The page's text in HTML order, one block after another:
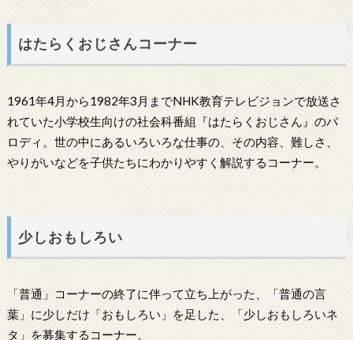
はたらくおじさんコーナー
1961年4月から1982年3月までNHK教育テレビジョンで放送さ
れていた小学校生向けの社会科番組『はたらくおじさん』のパ
ロディ。世の中にあるいろいろな仕事の、その内容、難しさ、
やりがいなどを子供たちにわかりやすく解説するコーナー。
少しおもしろい
「普通」コーナーの終了に伴って立ち上がった、「普通の言
葉」に少しだけ「おもしろい」を足した、「少しおもしろいネ
タ」を募集するコーナー。